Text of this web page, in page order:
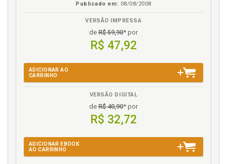
Publicado em: 08/08/2008
VERSÃO IMPRESSA
de R$ 59,90* por
R$ 47,92
ADICIONAR AO
CARRINHO
VERSÃO DIGITAL
de R$ 40,90* por
R$ 32,72
ADICIONAR EBOOK
AO CARRINHO